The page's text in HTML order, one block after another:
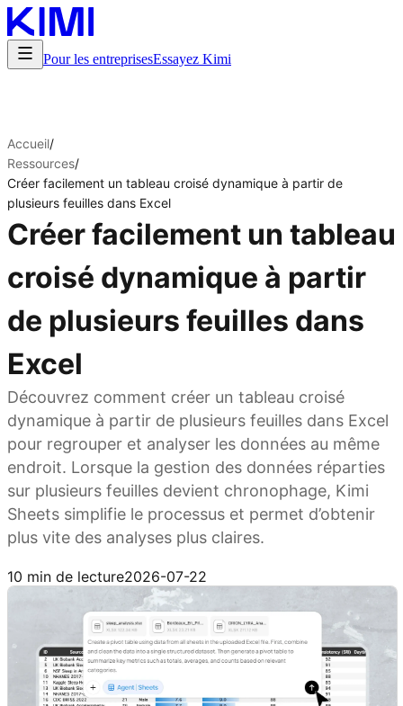
Pour les entreprisesEssayez Kimi
Accueil/
Ressources/
Créer facilement un tableau croisé dynamique à partir de
plusieurs feuilles dans Excel
Créer facilement un tableau
croisé dynamique à partir
de plusieurs feuilles dans
Excel
Découvrez comment créer un tableau croisé
dynamique à partir de plusieurs feuilles dans Excel
pour regrouper et analyser les données au même
endroit. Lorsque la gestion des données réparties
sur plusieurs feuilles devient chronophage, Kimi
Sheets simplifie le processus et permet d’obtenir
plus vite des analyses plus claires.
10 min de lecture2026-07-22